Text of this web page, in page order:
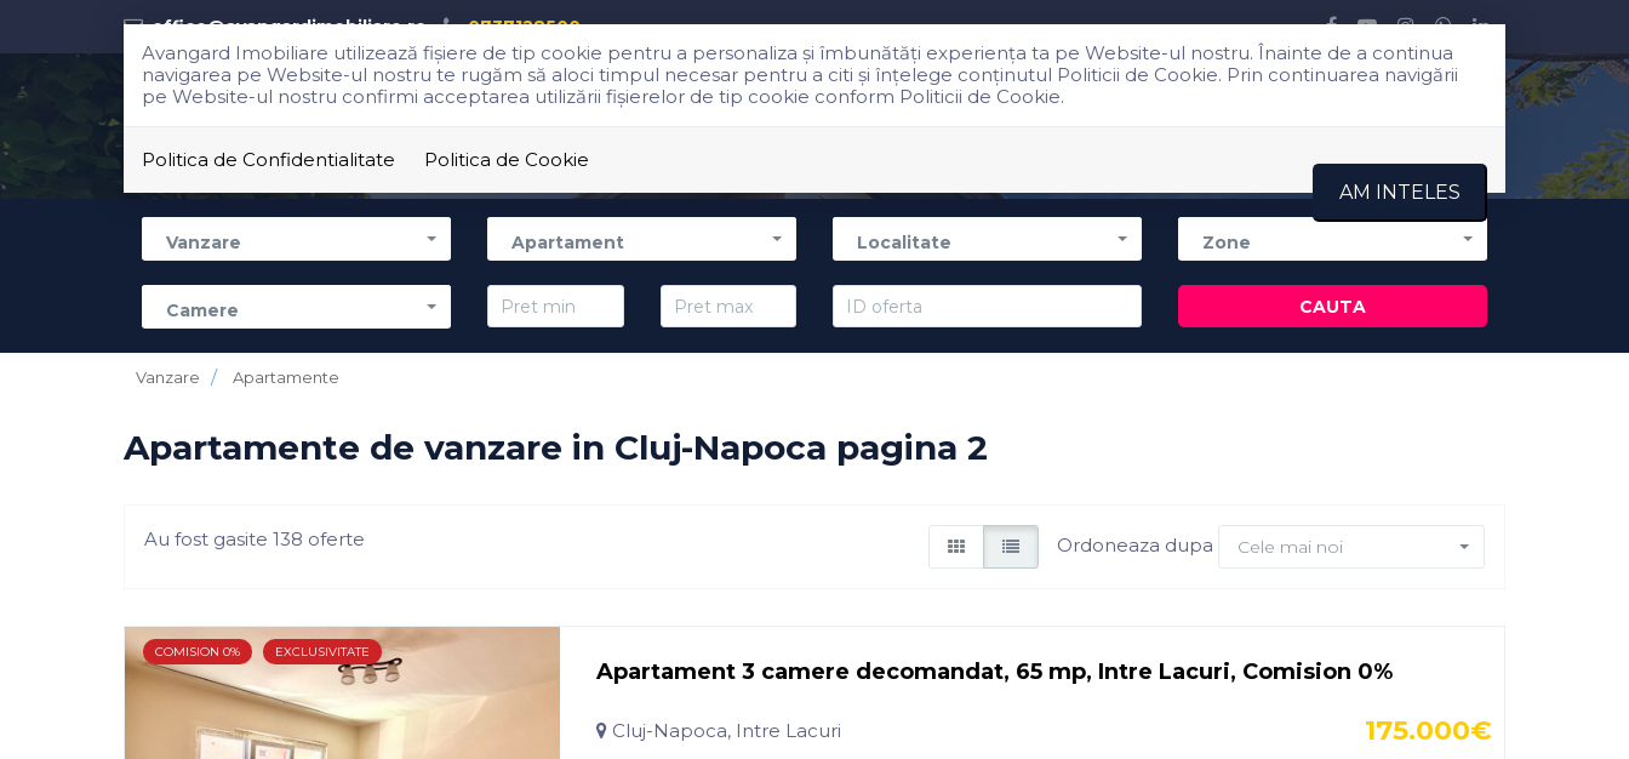
Avangard Imobiliare utilizează fişiere de tip cookie pentru a personaliza și îmbunătăți experiența ta pe Website-ul nostru. Înainte de a continua
navigarea pe Website-ul nostru te rugăm să aloci timpul necesar pentru a citi și înțelege conținutul Politicii de Cookie. Prin continuarea navigării
pe Website-ul nostru confirmi acceptarea utilizării fişierelor de tip cookie conform Politicii de Cookie.
Politica de Confidentialitate
Politica de Cookie
AM INTELES
office@avangardimobiliare.ro 0737128500
Vanzare Apartament Localitate Zone
Camere
Vanzare Apartamente
Apartamente de vanzare in Cluj-Napoca pagina 2
Au fost gasite 138 oferte Ordoneaza dupa Cele mai noi
COMISION 0% EXCLUSIVITATE
Apartament 3 camere decomandat, 65 mp, Intre Lacuri, Comision 0%
175.000€
Cluj-Napoca, Intre Lacuri